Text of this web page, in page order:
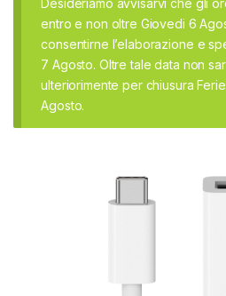
entro e non oltre Giovedi 6
consentirne l’elaborazione e
7 Agosto. Oltre tale data non
ulteriorimente per chiusura
Agosto.